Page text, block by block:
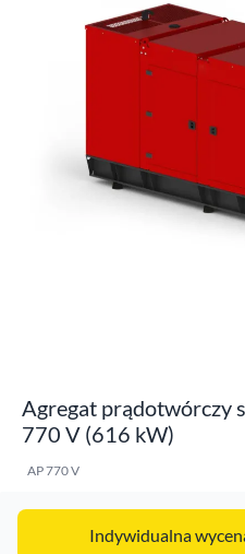
Agregat prądotwórczy
770 V (616 kW)
AP 770 V
Indywidualna